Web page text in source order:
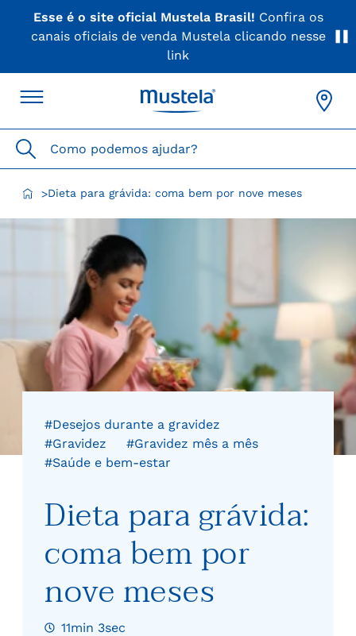
Esse é o site oficial Mustela Brasil! Confira os
canais oficiais de venda Mustela clicando nesse
link
Como podemos ajudar?
>Dieta para grávida: coma bem por nove meses
#Desejos durante a gravidez
#Gravidez
#Gravidez mês a mês
#Saúde e bem-estar
Dieta para grávida:
coma bem por
nove meses
11min 3sec